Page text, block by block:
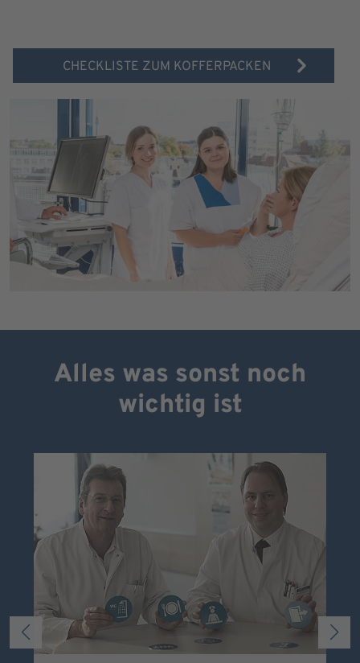
CHECKLISTE ZUM KOFFERPACKEN
Alles was sonst noch
wichtig ist